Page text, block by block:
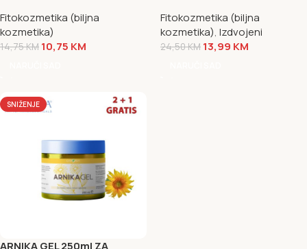
Fitokozmetika (biljna
kozmetika)
14,75KM 10,75 KM
Fitokozmetika (biljna
kozmetika), Izdvojeni
24,50KM 13,99 KM
SNIŽENJE
ARNIKA GEL 250ml ZA